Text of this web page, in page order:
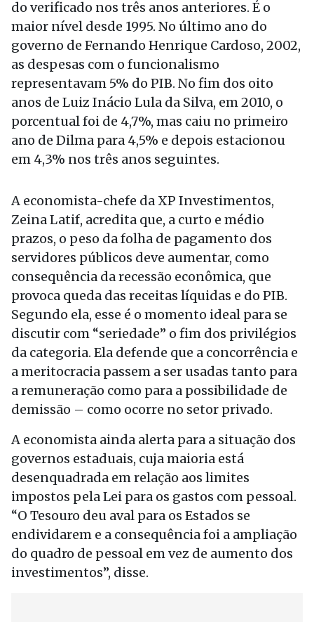
do verificado nos três anos anteriores. É o
maior nível desde 1995. No último ano do
governo de Fernando Henrique Cardoso, 2002,
as despesas com o funcionalismo
representavam 5% do PIB. No fim dos oito
anos de Luiz Inácio Lula da Silva, em 2010, o
porcentual foi de 4,7%, mas caiu no primeiro
ano de Dilma para 4,5% e depois estacionou
em 4,3% nos três anos seguintes.
A economista-chefe da XP Investimentos,
Zeina Latif, acredita que, a curto e médio
prazos, o peso da folha de pagamento dos
servidores públicos deve aumentar, como
consequência da recessão econômica, que
provoca queda das receitas líquidas e do PIB.
Segundo ela, esse é o momento ideal para se
discutir com “seriedade” o fim dos privilégios
da categoria. Ela defende que a concorrência e
a meritocracia passem a ser usadas tanto para
a remuneração como para a possibilidade de
demissão – como ocorre no setor privado.
A economista ainda alerta para a situação dos
governos estaduais, cuja maioria está
desenquadrada em relação aos limites
impostos pela Lei para os gastos com pessoal.
“O Tesouro deu aval para os Estados se
endividarem e a consequência foi a ampliação
do quadro de pessoal em vez de aumento dos
investimentos”, disse.